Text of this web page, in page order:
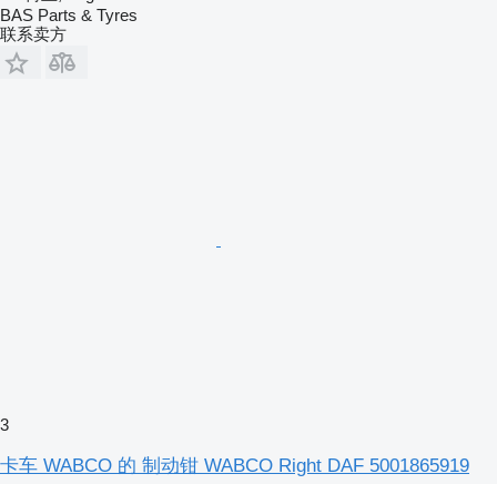
BAS Parts & Tyres
联系卖方
3
卡车 WABCO 的 制动钳 WABCO Right DAF 5001865919